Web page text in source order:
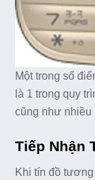
Một trong số
là 1 trong quy
cũng như nhiều
Tiếp Nhận
Khi tín đồ